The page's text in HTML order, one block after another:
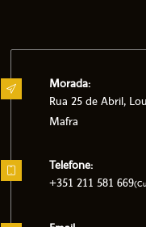
Morada:
Rua 25 de Abril,
Mafra
Telefone:
+351 211 581 669